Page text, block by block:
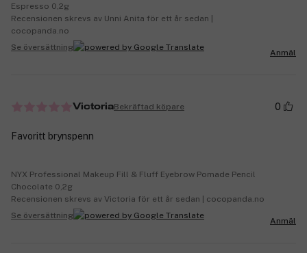
Espresso 0,2g
Recensionen skrevs av Unni Anita för ett år sedan |
cocopanda.no
Se översättning
Anmäl
VictoriaBekräftad köpare 0
Favoritt brynspenn
NYX Professional Makeup Fill & Fluff Eyebrow Pomade Pencil
Chocolate 0,2g
Recensionen skrevs av Victoria för ett år sedan | cocopanda.no
Se översättning
Anmäl